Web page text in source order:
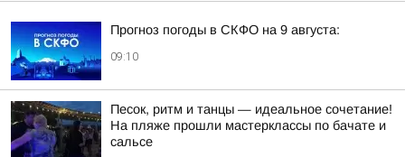
Прогноз погоды в СКФО на 9 августа:
09:10
Песок, ритм и танцы — идеальное сочетание!
На пляже прошли мастерклассы по бачате и
сальсе